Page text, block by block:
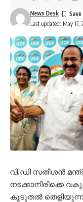
Last updated: May 17,
News Desk
വി.ഡി സതീശൻ
നടക്കാനിരിക്കെ
കൂടുതല്‍